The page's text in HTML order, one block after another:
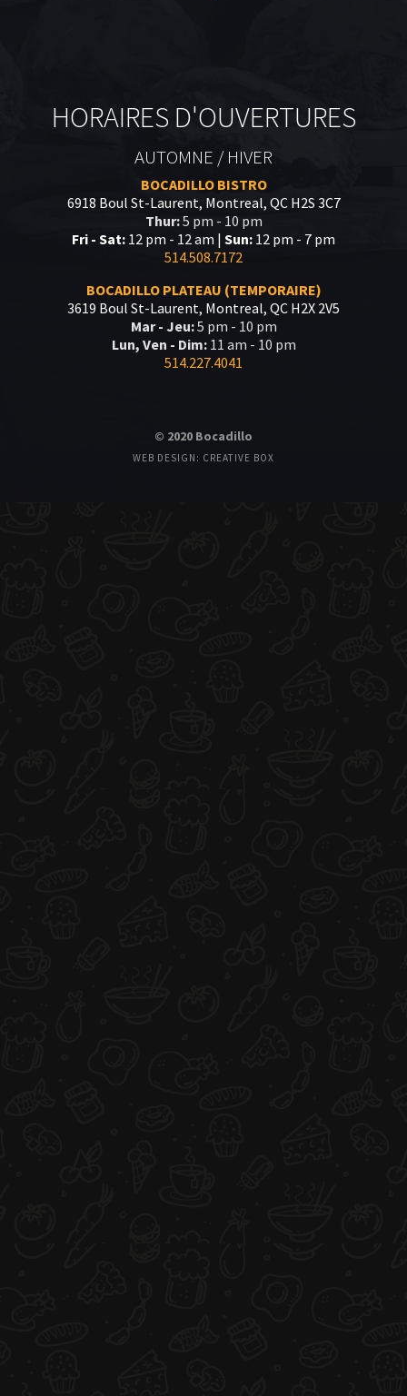
HORAIRES D'OUVERTURES
AUTOMNE / HIVER
BOCADILLO BISTRO
6918 Boul St-Laurent, Montreal, QC H2S 3C7
Thur:5 pm - 10 pm
Fri - Sat: 12 pm - 12 am | Sun: 12 pm - 7 pm
514.508.7172
BOCADILLO PLATEAU (TEMPORAIRE)
3619 Boul St-Laurent, Montreal, QC H2X 2V5
Mar - Jeu:5 pm - 10 pm
Lun, Ven - Dim:11 am - 10 pm
514.227.4041
© 2020 Bocadillo
WEB DESIGN: CREATIVE BOX